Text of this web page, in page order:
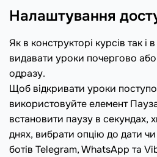
Налаштування
Як в конструкторі курсів так і
видавати уроки почергово або
одразу.
Щоб відкривати уроки
використовуйте елемент
встановити паузу в секундах,
днях, вибрати опцію до дати
ботів Telegram, WhatsApp та